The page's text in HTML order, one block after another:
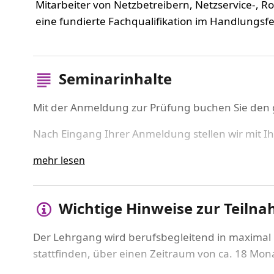
Mitarbeiter von Netzbetreibern, Netzservice-,
eine fundierte Fachqualifikation im
Seminarinhalte
Mit der Anmeldung zur Prüfung buchen Sie
Nach Eingang Ihrer Anmeldung stellen wir mit
Verbände im Energie- und Wasserfach auf
Anforderungen und Aufgaben einer modernen
unseres Lehrganges werden – dank unserer
mehr lesen
Wichtige Hinweise zur
Der Lehrgang wird berufsbegleitend in maximal
stattfinden, über einen Zeitraum von ca. 18